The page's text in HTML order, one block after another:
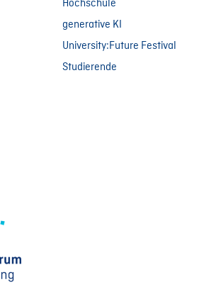
Hochschule
generative KI
University:Future Festival
Studierende